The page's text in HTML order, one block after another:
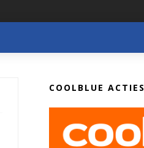
COOLBLUE ACTIES